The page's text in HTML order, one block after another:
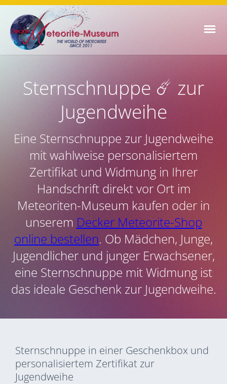
Sternschnuppe ☄️ zur
Jugendweihe
Eine Sternschnuppe zur Jugendweihe
mit wahlweise personalisiertem
Zertifikat und Widmung in Ihrer
Handschrift direkt vor Ort im
Meteoriten-Museum kaufen oder in
unserem Decker Meteorite-Shop
online bestellen. Ob Mädchen, Junge,
Jugendlicher und junger Erwachsener,
eine Sternschnuppe mit Widmung ist
das ideale Geschenk zur Jugendweihe.
Sternschnuppe in einer Geschenkbox und
personalisiertem Zertifikat zur
Jugendweihe